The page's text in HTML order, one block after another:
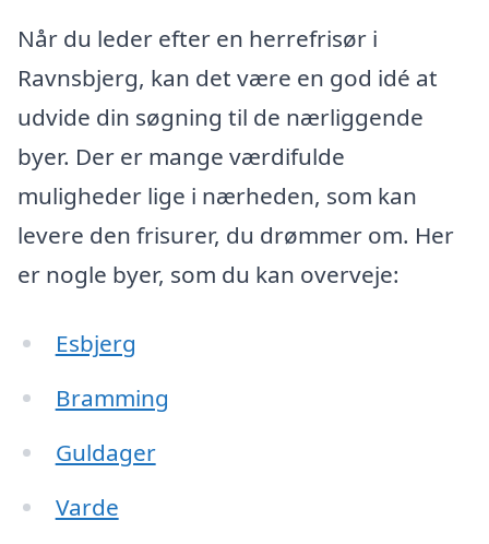
Når du leder efter en herrefrisør i
Ravnsbjerg, kan det være en god idé at
udvide din søgning til de nærliggende
byer. Der er mange værdifulde
muligheder lige i nærheden, som kan
levere den frisurer, du drømmer om. Her
er nogle byer, som du kan overveje:
Esbjerg
Bramming
Guldager
Varde